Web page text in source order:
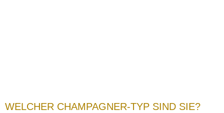
WELCHER CHAMPAGNER-TYP SIND SIE?